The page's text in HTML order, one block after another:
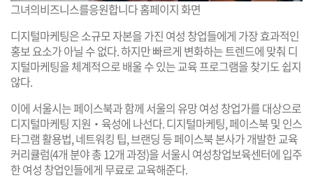
그녀의비즈니스를응원합니다 홈페이지 화면
디지털마케팅은 소규모 자본을 가진 여성 창업들에게 가장 효과적인
홍보 요소가 아닐 수 없다. 하지만 빠르게 변화하는 트렌드에 맞춰 디
지털마케팅을 체계적으로 배울 수 있는 교육 프로그램을 찾기도 쉽지
않다.
이에 서울시는 페이스북과 함께 서울의 유망 여성 창업가를 대상으로
디지털마케팅 지원‧육성에 나선다. 디지털마케팅, 페이스북 및 인스
타그램 활용법, 네트워킹 팁, 브랜딩 등 페이스북 본사가 개발한 교육
커리큘럼(4개 분야 총 12개 과정)을 서울시 여성창업보육센터에 입주
한 여성 창업인들에게 무료로 교육해준다.